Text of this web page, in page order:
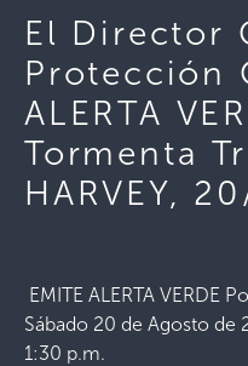
El Director
Protección
ALERTA
Tormenta
HARVEY,
EMITE ALERTA VERDE
Sábado 20 de Agosto de
1:30 p.m.